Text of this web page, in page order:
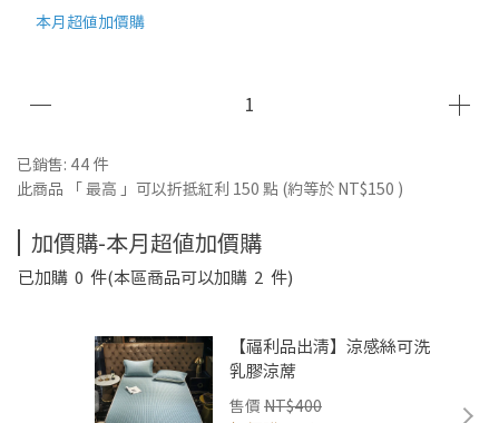
本月超值加價購
已銷售: 44 件
此商品 「 最高 」可以折抵紅利 150 點 (約等於 NT$150 )
加價購-本月超值加價購
已加購 0 件(本區商品可以加購 2 件)
【福利品出清】涼感絲可洗
乳膠涼蓆
售價 NT$400